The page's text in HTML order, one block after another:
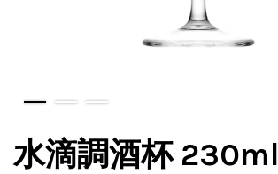
水滴調酒杯 230ml